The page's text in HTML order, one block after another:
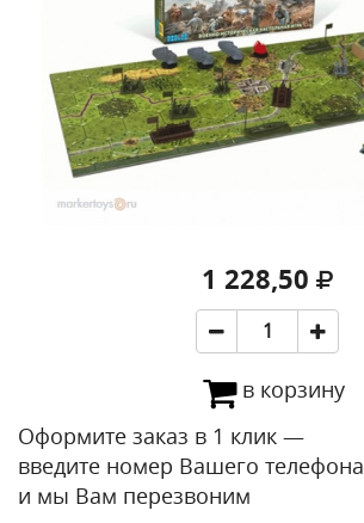
1 228,50
в корзину
Оформите заказ в 1 клик —
введите номер Вашего телефона
и мы Вам перезвоним